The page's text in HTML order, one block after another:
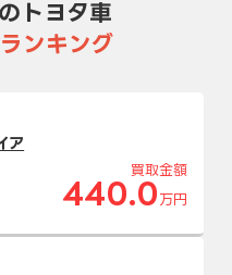
トヨタ車
ンキング
ア
買取金額
440.0 万円